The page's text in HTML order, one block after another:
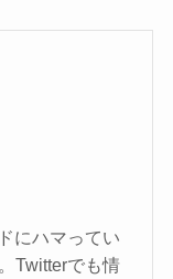
にハマってい
Twitterでも情